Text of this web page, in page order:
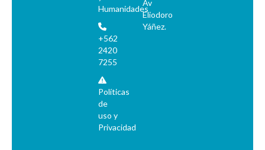
Humanidades
+562
2420
7255
Políticas
de
uso y
Privacidad
Av
Eliodoro
Yáñez.